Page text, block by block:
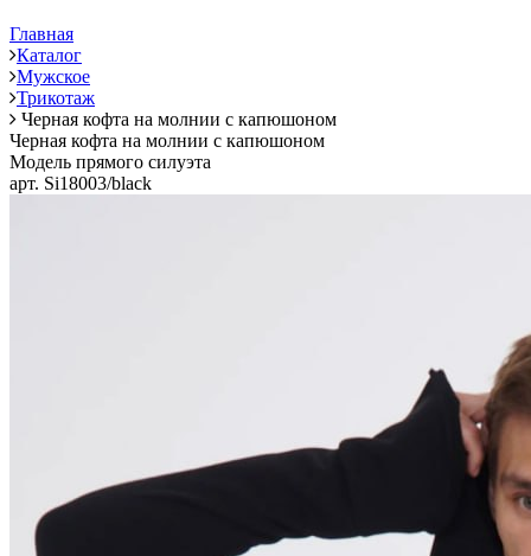
Главная
Каталог
Мужское
Трикотаж
Черная кофта на молнии с капюшоном
Черная кофта на молнии с капюшоном
Модель прямого силуэта
арт. Si18003/black